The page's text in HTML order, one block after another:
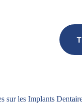
sur les Implants